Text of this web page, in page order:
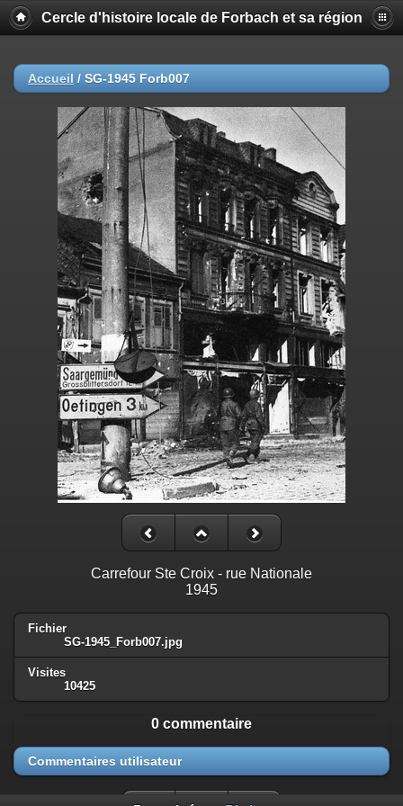
Cercle d'histoire locale de Forbach et sa région
Accueil / SG-1945 Forb007
Carrefour Ste Croix - rue Nationale
1945
Fichier
SG-1945_Forb007.jpg
Visites
10425
0 commentaire
Commentaires utilisateur